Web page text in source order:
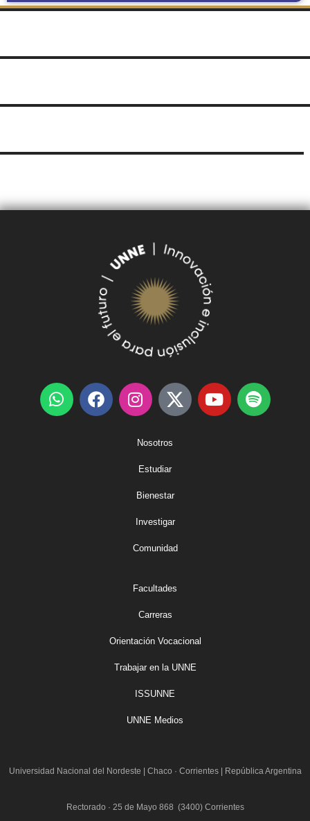
Nosotros
Estudiar
Bienestar
Investigar
Comunidad
Facultades
Carreras
Orientación Vocacional
Trabajar en la UNNE
ISSUNNE
UNNE Medios
Universidad Nacional del Nordeste | Chaco · Corrientes | República Argentina
Rectorado · 25 de Mayo 868 (3400) Corrientes